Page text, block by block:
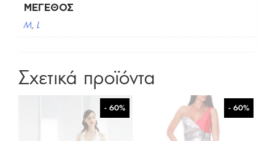
ΜΈΓΕΘΟΣ
M, L
Σχετικά προϊόντα
- 60% - 60%